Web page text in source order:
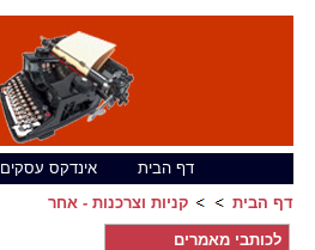
דף הבית אינדקס עסקים
דף הבית
קניות וצרכנות - אחר
לכותבי מאמרים